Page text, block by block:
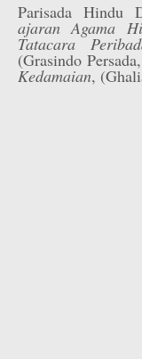
Parisada Hindu
ajaran Agama
Tatacara
(Grasindo
Kedamaian,